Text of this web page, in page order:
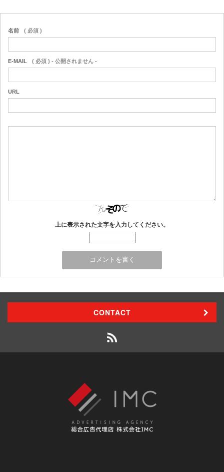
名前 ( 必須 )
E-MAIL ( 必須 ) - 公開されません -
URL
上に表示された文字を入力してください。
CONTACT